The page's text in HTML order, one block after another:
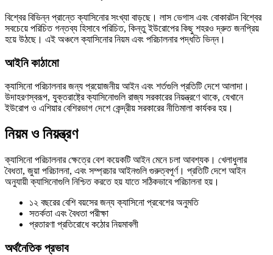
বিশ্বের বিভিন্ন প্রান্তে ক্যাসিনোর সংখ্যা বাড়ছে। লাস ভেগাস এবং বোকারটন বিশ্বের
সবচেয়ে পরিচিত গন্তব্য হিসাবে পরিচিত, কিন্তু ইউরোপের কিছু শহরও দ্রুত জনপ্রিয়
হয়ে উঠছে। এই অঞ্চলে ক্যাসিনোর নিয়ম এবং পরিচালনার পদ্ধতি ভিন্ন।
আইনি কাঠামো
ক্যাসিনো পরিচালনার জন্য প্রয়োজনীয় আইন এবং শর্তগুলি প্রতিটি দেশে আলাদা।
উদাহরণস্বরূপ, যুক্তরাষ্ট্রে ক্যাসিনোগুলি রাজ্য সরকারের নিয়ন্ত্রণে থাকে, যেখানে
ইউরোপ ও এশিয়ার বেশিরভাগ দেশে কেন্দ্রীয় সরকারের নীতিমালা কার্যকর হয়।
নিয়ম ও নিয়ন্ত্রণ
ক্যাসিনো পরিচালনার ক্ষেত্রে বেশ কয়েকটি আইন মেনে চলা আবশ্যক। খেলাধুলার
বৈধতা, জুয়া পরিচালনা, এবং সম্প্রচার আইনগুলি গুরুত্বপূর্ণ। প্রতিটি দেশে আইন
অনুযায়ী ক্যাসিনোগুলি নিশ্চিত করতে হয় যাতে সঠিকভাবে পরিচালনা হয়।
১২ বছরের বেশি বয়সের জন্য ক্যাসিনো প্রবেশের অনুমতি
সতর্কতা এবং বৈধতা পরীক্ষা
প্রতারণা প্রতিরোধে কঠোর নিয়মাবলী
অর্থনৈতিক প্রভাব